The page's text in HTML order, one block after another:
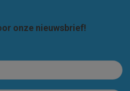
onze nieuwsbrief!